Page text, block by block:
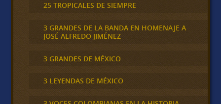
25 TROPICALES DE SIEMPRE
3 GRANDES DE LA BANDA EN HOMENAJE A
JOSÉ ALFREDO JIMÉNEZ
3 GRANDES DE MÉXICO
3 LEYENDAS DE MÉXICO